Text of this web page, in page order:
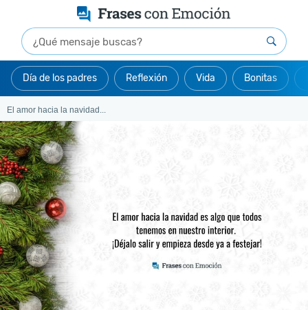
Día de los padres Reflexión Vida Bonitas
El amor hacia la navidad...